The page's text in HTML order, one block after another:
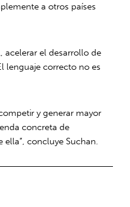
a otros países
acelerar el desarrollo de
lenguaje correcto no es
y generar mayor
concreta de
concluye Suchan.